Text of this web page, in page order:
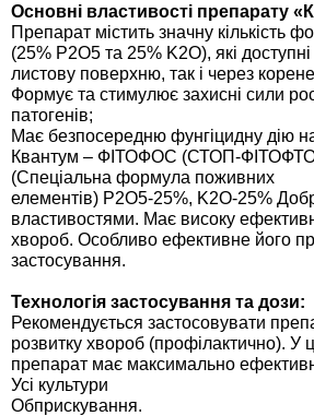
Основні властивості препарату
Препарат містить значну кількість
(25% P2O5 та 25% K2O), які
листову поверхню, так і через
Формує та стимулює захисні сили
патогенів;
Має безпосередню фунгіцидну дію
Квантум – ФІТОФОС (СТОП-
(Спеціальна формула поживних
елементів) P2O5-25%, K2O-25%
властивостями. Має високу
хвороб. Особливо ефективне його
застосування.
Технологія застосування та дози:
Рекомендується застосовувати
розвитку хвороб (профілактично). У
препарат має максимально
Усі культури
Обприскування.